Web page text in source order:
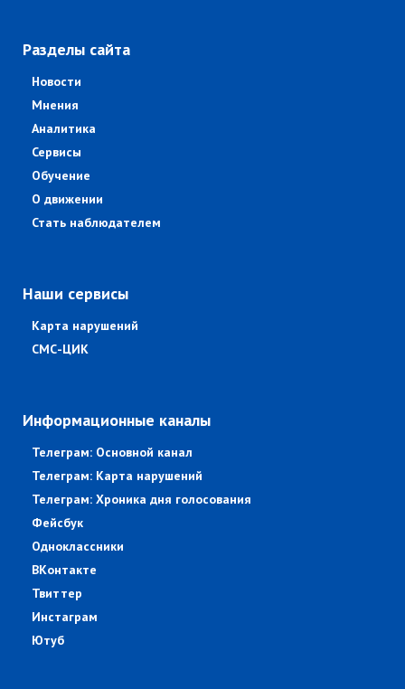
Разделы сайта
Новости
Мнения
Аналитика
Сервисы
Обучение
О движении
Стать наблюдателем
Наши сервисы
Карта нарушений
СМС-ЦИК
Информационные каналы
Телеграм: Основной канал
Телеграм: Карта нарушений
Телеграм: Хроника дня голосования
Фейсбук
Одноклассники
ВКонтакте
Твиттер
Инстаграм
Ютуб